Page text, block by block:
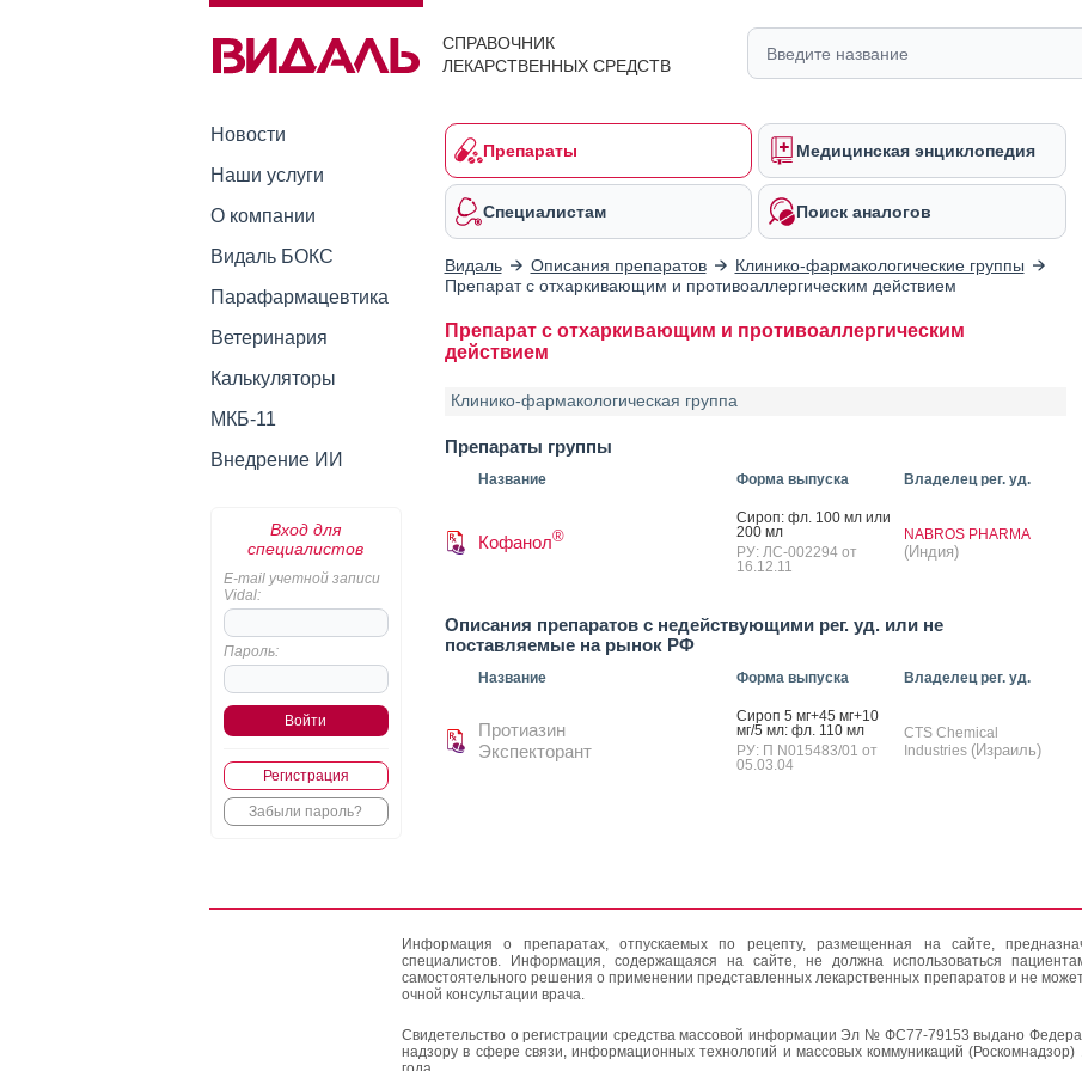
СПРАВОЧНИК
ЛЕКАРСТВЕННЫХ СРЕДСТВ
Новости
Наши услуги
О компании
Видаль БОКС
Парафармацевтика
Ветеринария
Калькуляторы
МКБ-11
Внедрение ИИ
Вход для
специалистов
E-mail учетной записи
Vidal:
Пароль:
Регистрация
Забыли пароль?
Препараты Медицинская энциклопедия
Специалистам Поиск аналогов
Видаль Описания препаратов
Клинико-фармакологические группы
Препарат с отхаркивающим и противоаллергическим действием
Препарат с отхаркивающим и противоаллергическим
действием
Клинико-фармакологическая группа
Препараты группы
Название Форма выпуска Владелец рег. уд.
Кофанол®
Си­роп: фл. 100 мл или
200 мл
РУ: ЛС-002294 от
16.12.11
NABROS PHARMA
(Индия)
Описания препаратов с недействующими рег. уд. или не
поставляемые на рынок РФ
Название Форма выпуска Владелец рег. уд.
Протиазин
Экспекторант
Си­роп 5 мг+45 мг+10
мг/5 мл: фл. 110 мл
РУ: П N015483/01 от
05.03.04
CTS Chemical
Industries (Израиль)
Информация о препаратах, отпускаемых по рецепту, размещенная на сайте,
специалистов. Информация, содержащаяся на сайте, не должна использоваться
самостоятельного решения о применении представленных лекарственных препаратов и не
очной консультации врача.
Свидетельство о регистрации средства массовой информации Эл № ФС77-79153 выдано
надзору в сфере связи, информационных технологий и массовых коммуникаций (Роскомнадзор)